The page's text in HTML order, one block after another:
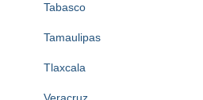
Tabasco
Tamaulipas
Tlaxcala